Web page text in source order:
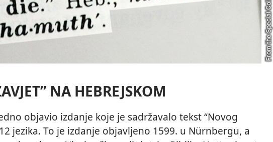
NA HEBREJSKOM
objavio izdanje koje je sadržavalo tekst “Novog
jezika. To je izdanje objavljeno 1599. u Nürnbergu, a